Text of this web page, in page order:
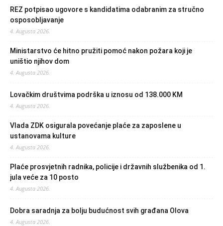
REZ potpisao ugovore s kandidatima odabranim za stručno
osposobljavanje
4. Augusta 2026.
Ministarstvo će hitno pružiti pomoć nakon požara koji je
uništio njihov dom
4. Augusta 2026.
Lovačkim društvima podrška u iznosu od 138.000 KM
4. Augusta 2026.
Vlada ZDK osigurala povećanje plaće za zaposlene u
ustanovama kulture
4. Augusta 2026.
Plaće prosvjetnih radnika, policije i državnih službenika od 1.
jula veće za 10 posto
4. Augusta 2026.
Dobra saradnja za bolju budućnost svih građana Olova
4. Augusta 2026.